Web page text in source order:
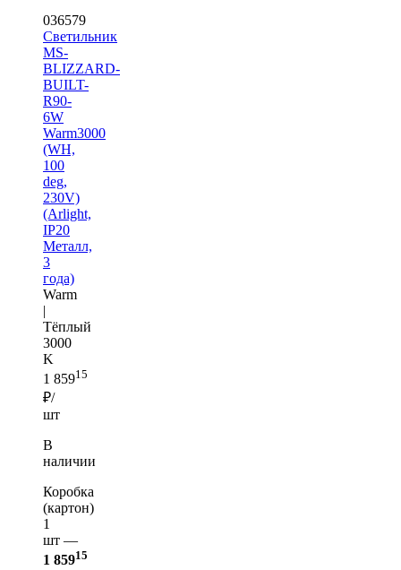
036579
Светильник
MS-
BLIZZARD-
BUILT-
R90-
6W
Warm3000
(WH,
100
deg,
230V)
(Arlight,
IP20
Металл,
3
года)
Warm
|
Тёплый
3000
K
1 85915
₽/
шт
В
наличии
Коробка
(картон)
1
шт —
1 85915